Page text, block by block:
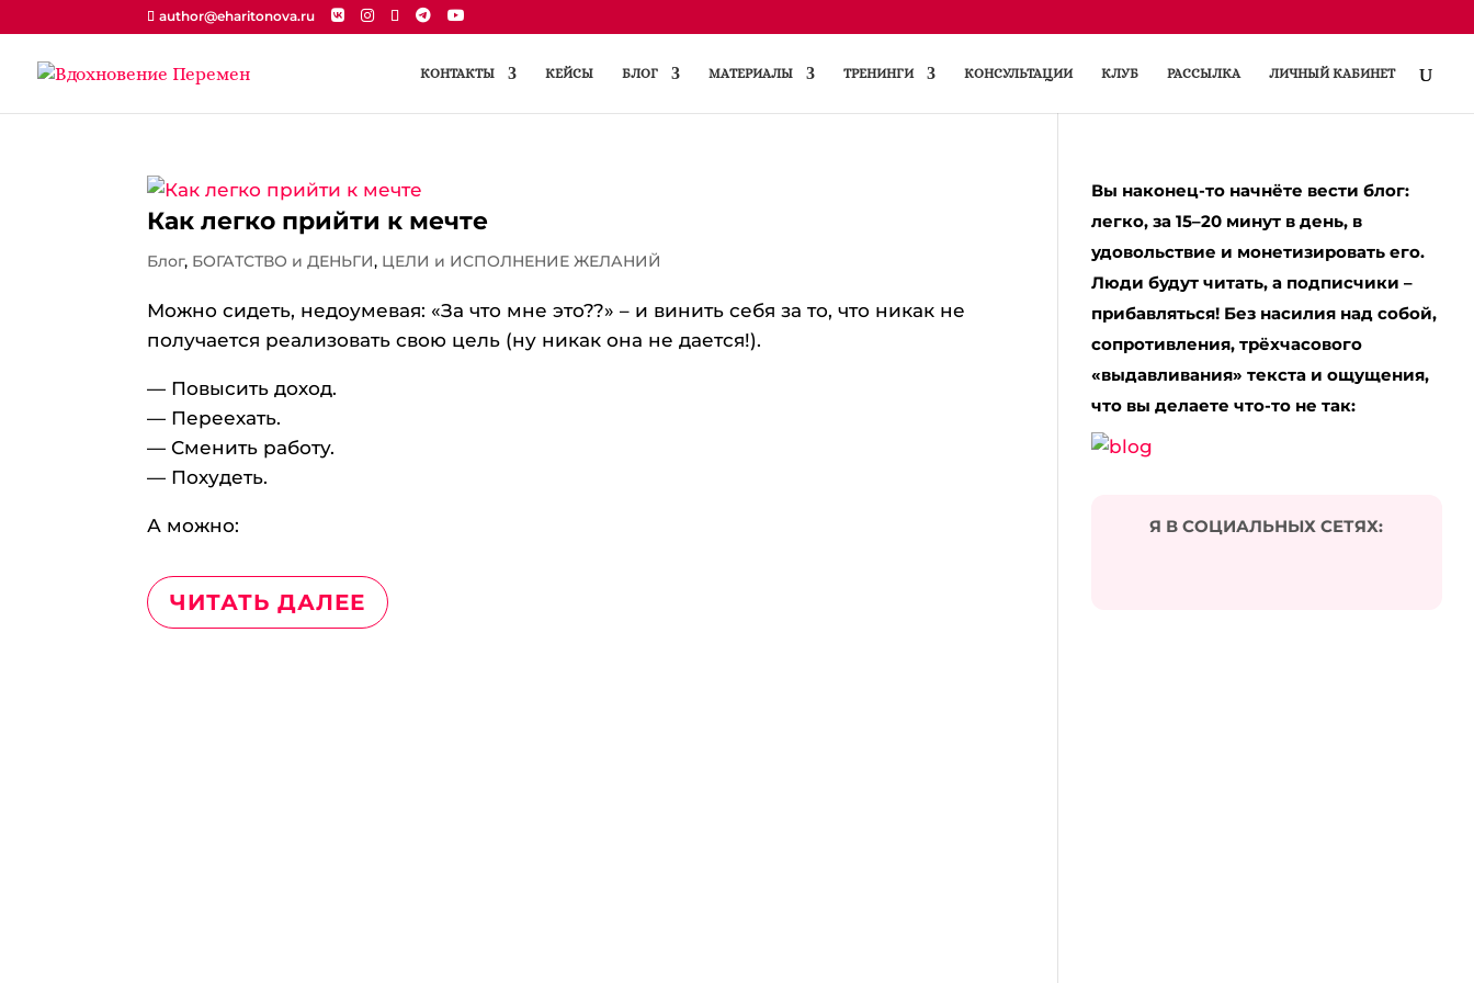
author@eharitonova.ru
КОНТАКТЫ КЕЙСЫ БЛОГ МАТЕРИАЛЫ ТРЕНИНГИ КОНСУЛЬТАЦИИ КЛУБ РАССЫЛКА ЛИЧНЫЙ КАБИНЕТ
Как легко прийти к мечте
Блог, БОГАТСТВО и ДЕНЬГИ, ЦЕЛИ и ИСПОЛНЕНИЕ ЖЕЛАНИЙ
Можно сидеть, недоумевая: «За что мне это??» – и винить себя за то, что никак не
получается реализовать свою цель (ну никак она не дается!).
— Повысить доход.
— Переехать.
— Сменить работу.
— Похудеть.
А можно:
ЧИТАТЬ ДАЛЕЕ
Вы наконец-то начнёте вести блог:
легко, за 15–20 минут в день, в
удовольствие и монетизировать его.
Люди будут читать, а подписчики –
прибавляться! Без насилия над собой,
сопротивления, трёхчасового
«выдавливания» текста и ощущения,
что вы делаете что-то не так:
Я В СОЦИАЛЬНЫХ СЕТЯХ: